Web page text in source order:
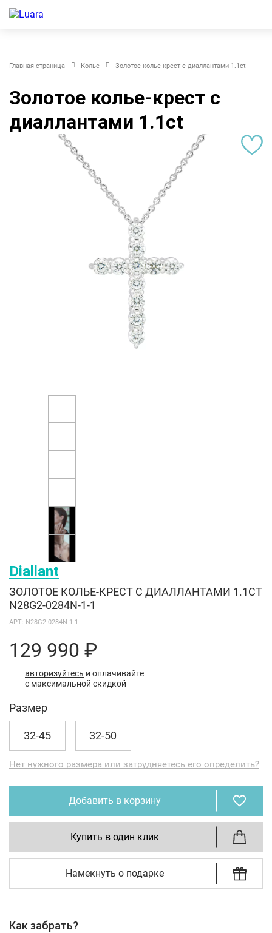
Главная страница Колье Золотое колье-крест с диаллантами 1.1ct
Золотое колье-крест с
диаллантами 1.1ct
Diallant
ЗОЛОТОЕ КОЛЬЕ-КРЕСТ С ДИАЛЛАНТАМИ 1.1CT
N28G2-0284N-1-1
АРТ: N28G2-0284N-1-1
129 990 ₽
авторизуйтесь и оплачивайте
с максимальной скидкой
Размер
32-45 32-50
Нет нужного размера или затрудняетесь его определить?
Добавить в корзину
Купить в один клик
Намекнуть о подарке
Как забрать?